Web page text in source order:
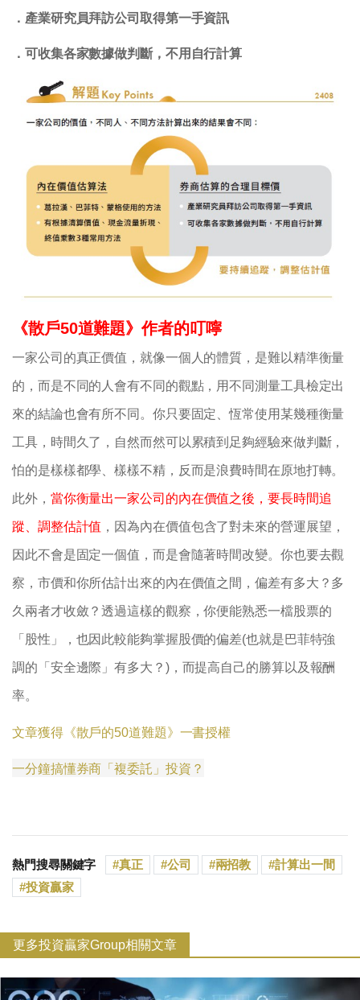
．產業研究員拜訪公司取得第一手資訊
．可收集各家數據做判斷，不用自行計算
《散戶50道難題》作者的叮嚀
一家公司的真正價值，就像一個人的體質，是難以精準衡量
的，而是不同的人會有不同的觀點，用不同測量工具檢定出
來的結論也會有所不同。你只要固定、恆常使用某幾種衡量
工具，時間久了，自然而然可以累積到足夠經驗來做判斷，
怕的是樣樣都學、樣樣不精，反而是浪費時間在原地打轉。
此外， 當你衡量出一家公司的內在價值之後，要長時間追
蹤、調整估計值 ，因為內在價值包含了對未來的營運展望，
因此不會是固定一個值，而是會隨著時間改變。你也要去觀
察，市價和你所估計出來的內在價值之間，偏差有多大？多
久兩者才收斂？透過這樣的觀察，你便能熟悉一檔股票的
「股性」，也因此較能夠掌握股價的偏差(也就是巴菲特強
調的「安全邊際」有多大？)，而提高自己的勝算以及報酬
率。
文章獲得《散戶的50道難題》一書授權
一分鐘搞懂券商「複委託」投資？
熱門搜尋關鍵字 真正 公司 兩招教
計算出一間
投資贏家
更多投資贏家Group相關文章